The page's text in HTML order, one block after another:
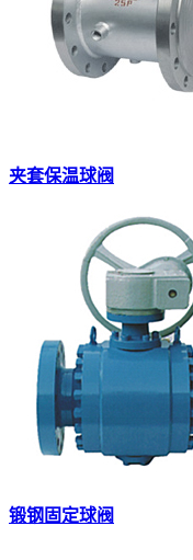
夹套保温球阀
锻钢固定球阀